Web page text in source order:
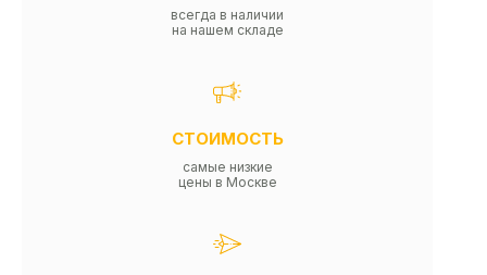
всегда в наличии
на нашем складе
СТОИМОСТЬ
самые низкие
цены в Москве